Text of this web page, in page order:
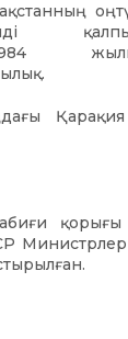
табиғи